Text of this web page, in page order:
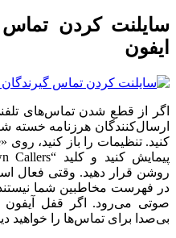
سایلنت کردن تماس
ایفون
اگر از قطع شدن تماس‌های
ارسال‌کنندگان هرزنامه خسته
روشن قرار دهید. وقتی فعال
در فهرست مخاطبین شما
صوتی می‌رود. اگر قفل آیفون
بی‌صدا برای تماس‌ها را خواهید